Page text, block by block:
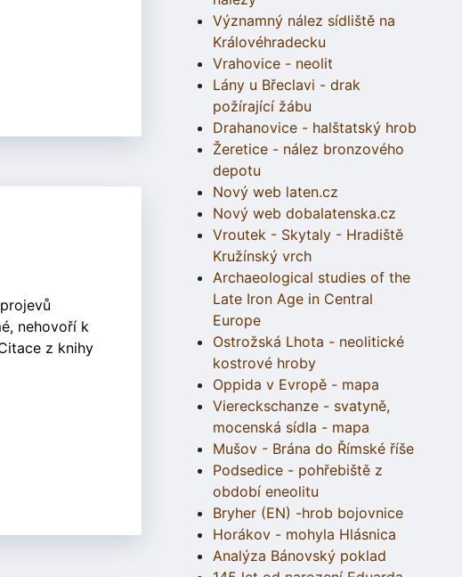
nehovoří k
z knihy
Významný nález sídliště na
Královéhradecku
Vrahovice - neolit
Lány u Břeclavi - drak
požírající žábu
Drahanovice - halštatský hrob
Žeretice - nález bronzového
depotu
Nový web laten.cz
Nový web dobalatenska.cz
Vroutek - Skytaly - Hradiště
Kružínský vrch
Archaeological studies of the
Late Iron Age in Central
Europe
Ostrožská Lhota - neolitické
kostrové hroby
Oppida v Evropě - mapa
Viereckschanze - svatyně,
mocenská sídla - mapa
Mušov - Brána do Římské říše
Podsedice - pohřebiště z
období eneolitu
Bryher (EN) -hrob bojovnice
Horákov - mohyla Hlásnica
Analýza Bánovský poklad